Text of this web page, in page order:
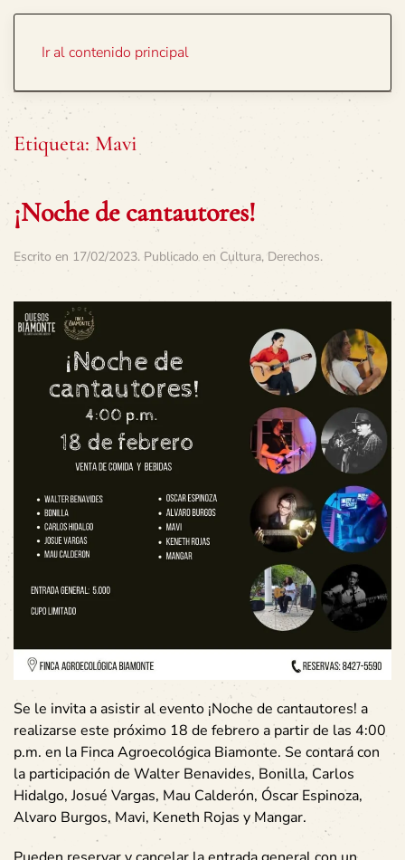
Ir al contenido principal
Etiqueta: Mavi
¡Noche de cantautores!
Escrito en 17/02/2023. Publicado en Cultura, Derechos.
Se le invita a asistir al evento ¡Noche de cantautores! a
realizarse este próximo 18 de febrero a partir de las 4:00
p.m. en la Finca Agroecológica Biamonte. Se contará con
la participación de Walter Benavides, Bonilla, Carlos
Hidalgo, Josué Vargas, Mau Calderón, Óscar Espinoza,
Alvaro Burgos, Mavi, Keneth Rojas y Mangar.